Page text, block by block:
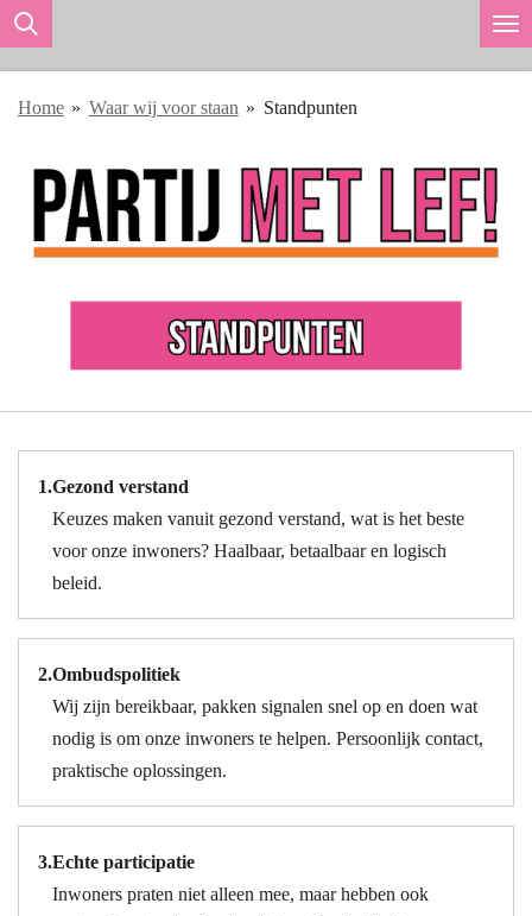
Ga
de
Home » Waar wij voor staan » Standpunten
1.Gezond verstand
Keuzes maken vanuit gezond verstand, wat is het beste
voor onze inwoners? Haalbaar, betaalbaar en logisch
beleid.
2.Ombudspolitiek
Wij zijn bereikbaar, pakken signalen snel op en doen wat
nodig is om onze inwoners te helpen. Persoonlijk contact,
praktische oplossingen.
3.Echte participatie
Inwoners praten niet alleen mee, maar hebben ook